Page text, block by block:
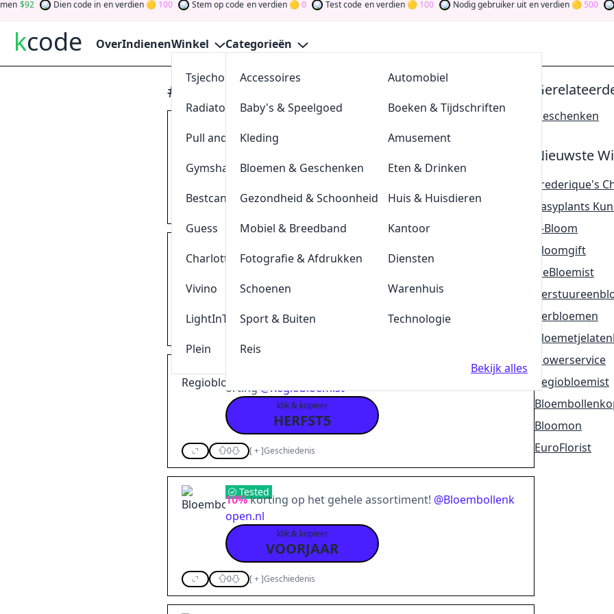
Dien code in en verdien 100 Stem op code en verdien 0 Test code en verdien 100 Nodig gebruiker uit en verdien 500 Word
kcode OverIndienenWinkel
Tsjechoreizen
AllesvoorBBQ
Radiatorendiscounter
De Klompengigant
Pull and Bear
Lensonline
Gymshark
Quickjewels
Bestcanvas
BrewDog
Guess
Tefal
Charlotte Tilbury
Durex
Vivino
LightInThebox
Fun en Feest
Plein
Categorieën
Accessoires
Automobiel
Baby's & Speelgoed
Boeken & Tijdschriften
Kleding
Amusement
Bloemen & Geschenken
Eten & Drinken
Gezondheid & Schoonheid
Huis & Huisdieren
Mobiel & Breedband
Kantoor
Fotografie & Afdrukken
Diensten
Schoenen
Warenhuis
Sport & Buiten
Technologie
Reis
Bekijk alles
#Bloemen
scode@EuroFlorist
klik & kopieer
MOEDERDAG15
ode @Bloomon
MD20BL8
Gebruik de Regiobloemist vouchercode en ontvang5%k
orting@Regiobloemist
klik & kopieer
HERFST5
0 [+]Geschiedenis
Tested
10%korting op het gehele assortiment! @Bloembollenk
open.nl
klik & kopieer
VOORJAAR
0 [+]Geschiedenis
Geschenken
Nieuwste
Frederique's
Easyplants
E-Bloom
Bloomgift
DeBloemist
Verbloemen
Flowerservice
Regiobloemist
Bloomon
EuroFlorist